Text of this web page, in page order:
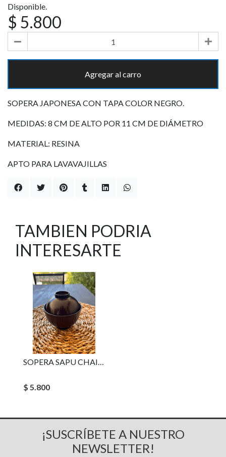
Disponible.
$ 5.800
Agregar al carro
SOPERA JAPONESA CON TAPA COLOR NEGRO.
MEDIDAS: 8 CM DE ALTO POR 11 CM DE DIÁMETRO
MATERIAL: RESINA
APTO PARA LAVAVAJILLAS
TAMBIEN PODRIA
INTERESARTE
SOPERA SAPU CHAIRO (MARRON)
$ 5.800
¡SUSCRÍBETE A NUESTRO
NEWSLETTER!